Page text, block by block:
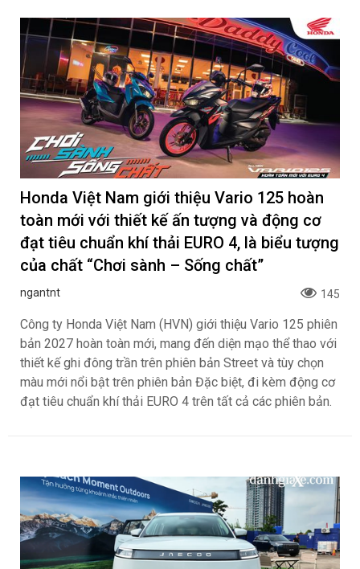
Honda Việt Nam giới thiệu Vario 125 hoàn
toàn mới với thiết kế ấn tượng và động cơ
đạt tiêu chuẩn khí thải EURO 4, là biểu tượng
của chất “Chơi sành – Sống chất”
ngantnt 145
Công ty Honda Việt Nam (HVN) giới thiệu Vario 125 phiên
bản 2027 hoàn toàn mới, mang đến diện mạo thể thao với
thiết kế ghi đông trần trên phiên bản Street và tùy chọn
màu mới nổi bật trên phiên bản Đặc biệt, đi kèm động cơ
đạt tiêu chuẩn khí thải EURO 4 trên tất cả các phiên bản.